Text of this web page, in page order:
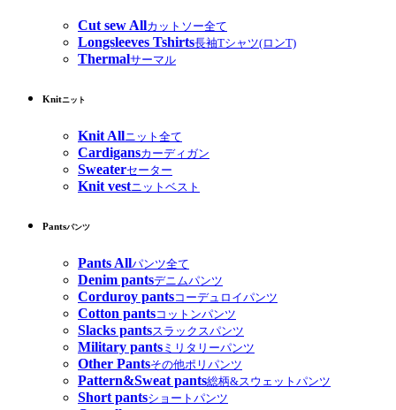
Cut sew Allカットソー全て
Longsleeves Tshirts長袖Tシャツ(ロンT)
Thermalサーマル
Knitニット
Knit Allニット全て
Cardigansカーディガン
Sweaterセーター
Knit vestニットベスト
Pantsパンツ
Pants Allパンツ全て
Denim pantsデニムパンツ
Corduroy pantsコーデュロイパンツ
Cotton pantsコットンパンツ
Slacks pantsスラックスパンツ
Military pants ミリタリーパンツ
Other Pantsその他ポリパンツ
Pattern&Sweat pants総柄&スウェットパンツ
Short pantsショートパンツ